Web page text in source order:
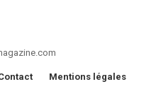
Mentions légales